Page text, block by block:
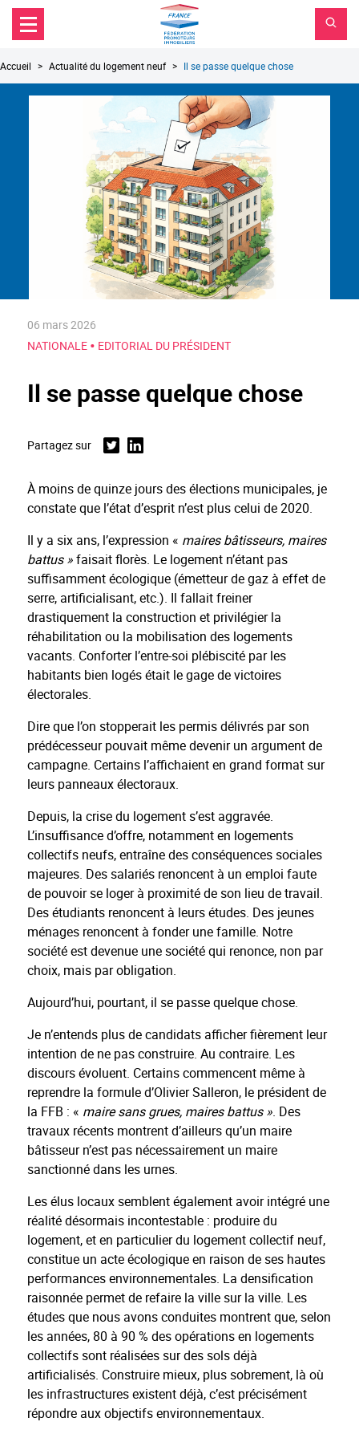
Aller au contenu principal
Aller au menu principal
Aller à la recherche
FPI
France
Accueil Actualité du logement neuf Il se passe quelque chose
06 mars 2026
NATIONALE • EDITORIAL DU PRÉSIDENT
Il se passe quelque chose
Partagez sur TwitterLinkedin
À moins de quinze jours des élections municipales, je
constate que l’état d’esprit n’est plus celui de 2020.
Il y a six ans, l’expression « maires bâtisseurs, maires
battus »faisait florès. Le logement n’étant pas
suffisamment écologique (émetteur de gaz à effet de
serre, artificialisant, etc.). Il fallait freiner
drastiquement la construction et privilégier la
réhabilitation ou la mobilisation des logements
vacants. Conforter l’entre-soi plébiscité par les
habitants bien logés était le gage de victoires
électorales.
Dire que l’on stopperait les permis délivrés par son
prédécesseur pouvait même devenir un argument de
campagne. Certains l’affichaient en grand format sur
leurs panneaux électoraux.
Depuis, la crise du logement s’est aggravée.
L’insuffisance d’offre, notamment en logements
collectifs neufs, entraîne des conséquences sociales
majeures. Des salariés renoncent à un emploi faute
de pouvoir se loger à proximité de son lieu de travail.
Des étudiants renoncent à leurs études. Des jeunes
ménages renoncent à fonder une famille. Notre
société est devenue une société qui renonce, non par
choix, mais par obligation.
Aujourd’hui, pourtant, il se passe quelque chose.
Je n’entends plus de candidats afficher fièrement leur
intention de ne pas construire. Au contraire. Les
discours évoluent. Certains commencent même à
reprendre la formule d’Olivier Salleron, le président de
la FFB : « maire sans grues, maires battus ». Des
travaux récents montrent d’ailleurs qu’un maire
bâtisseur n’est pas nécessairement un maire
sanctionné dans les urnes.
Les élus locaux semblent également avoir intégré une
réalité désormais incontestable : produire du
logement, et en particulier du logement collectif neuf,
constitue un acte écologique en raison de ses hautes
performances environnementales. La densification
raisonnée permet de refaire la ville sur la ville. Les
études que nous avons conduites montrent que, selon
les années, 80 à 90 % des opérations en logements
collectifs sont réalisées sur des sols déjà
artificialisés. Construire mieux, plus sobrement, là où
les infrastructures existent déjà, c’est précisément
répondre aux objectifs environnementaux.